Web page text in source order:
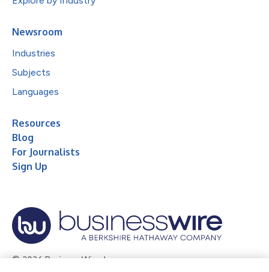
Newsroom
Industries
Subjects
Languages
Resources
Blog
For Journalists
Sign Up
© 2026 Business Wire, Inc.